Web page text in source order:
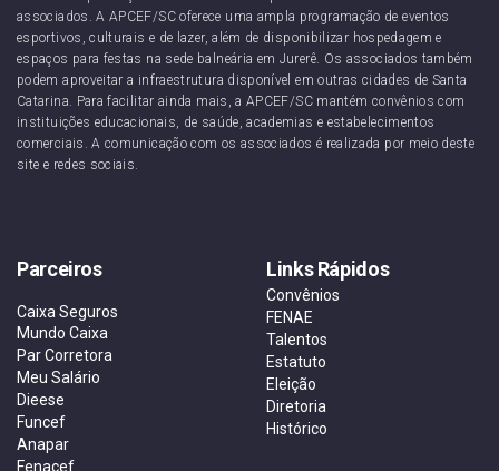
associados. A APCEF/SC oferece uma ampla programação de eventos
esportivos, culturais e de lazer, além de disponibilizar hospedagem e
espaços para festas na sede balneária em Jurerê. Os associados também
podem aproveitar a infraestrutura disponível em outras cidades de Santa
Catarina. Para facilitar ainda mais, a APCEF/SC mantém convênios com
instituições educacionais, de saúde, academias e estabelecimentos
comerciais. A comunicação com os associados é realizada por meio deste
site e redes sociais.
Parceiros
Caixa Seguros
Mundo Caixa
Par Corretora
Meu Salário
Dieese
Funcef
Anapar
Fenacef
Links Rápidos
Convênios
FENAE
Talentos
Estatuto
Eleição
Diretoria
Histórico